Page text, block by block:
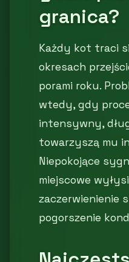
granica?
Każdy kot traci
okresach
porami roku.
wtedy, gdy
intensywny,
towarzyszą mu
Niepokojące
miejscowe
zaczerwienienie
pogorszenie